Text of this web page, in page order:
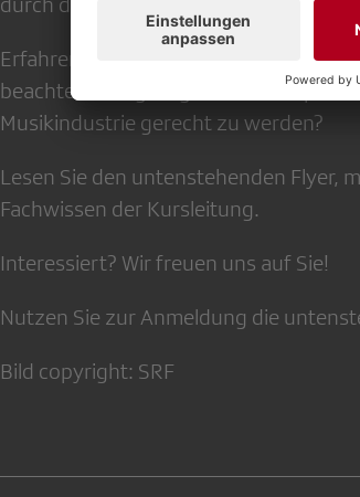
durch den Abend.
Erfahren Sie mehr über den Alltag
beachtet? Wie gelingt es den
Musikindustrie gerecht zu werden?
Lesen Sie den untenstehenden Flyer,
Fachwissen der Kursleitung.
Interessiert? Wir freuen uns auf Sie!
Nutzen Sie zur Anmeldung die
Bild copyright: SRF